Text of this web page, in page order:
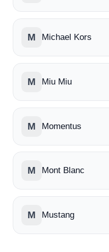
M Michael Kors
M Miu Miu
M Momentus
M Mont Blanc
M Mustang